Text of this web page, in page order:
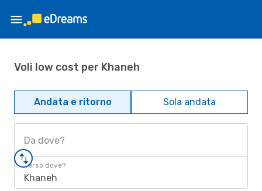
Voli low cost per Khaneh
Andata e ritorno Sola andata
Da dove?
Verso dove?
Khaneh